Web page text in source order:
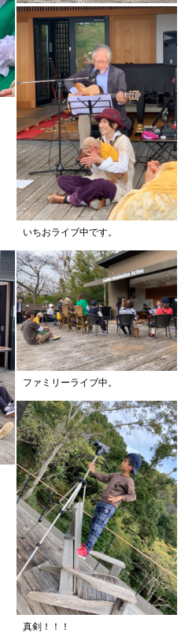
いちおライブ中です。
ファミリーライブ中。
真剣！！！